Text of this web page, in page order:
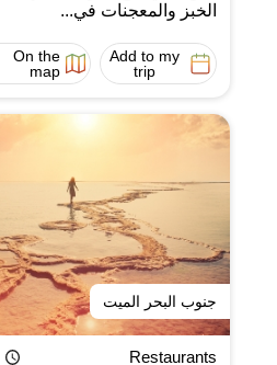
الخبز والمعجنات في...
Add to my
trip
On the
map
جنوب البحر الميت
Restaurants